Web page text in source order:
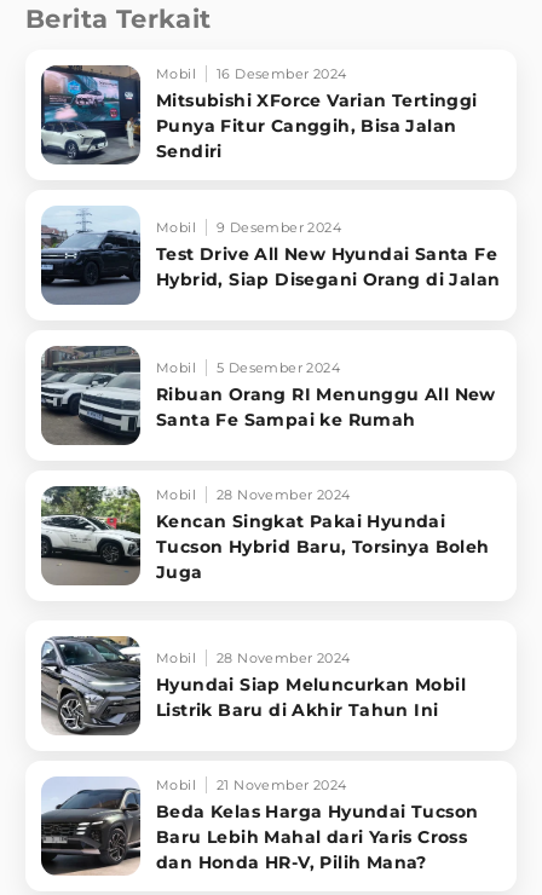
Berita Terkait
Mobil 16 Desember 2024
Mitsubishi XForce Varian Tertinggi
Punya Fitur Canggih, Bisa Jalan
Sendiri
Mobil 9 Desember 2024
Test Drive All New Hyundai Santa Fe
Hybrid, Siap Disegani Orang di Jalan
Mobil 5 Desember 2024
Ribuan Orang RI Menunggu All New
Santa Fe Sampai ke Rumah
Mobil 28 November 2024
Kencan Singkat Pakai Hyundai
Tucson Hybrid Baru, Torsinya Boleh
Juga
Mobil 28 November 2024
Hyundai Siap Meluncurkan Mobil
Listrik Baru di Akhir Tahun Ini
Mobil 21 November 2024
Beda Kelas Harga Hyundai Tucson
Baru Lebih Mahal dari Yaris Cross
dan Honda HR-V, Pilih Mana?